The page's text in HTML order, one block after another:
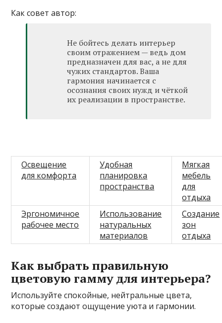
Как совет автор:
Не бойтесь делать интерьер
своим отражением — ведь дом
предназначен для вас, а не для
чужих стандартов. Ваша
гармония начинается с
осознания своих нужд и чёткой
их реализации в пространстве.
Освещение
для комфорта
Удобная
планировка
пространства
Мягкая
мебель
для
отдыха
Эргономичное
рабочее место
Использование
натуральных
материалов
Создание
зон
отдыха
Как выбрать правильную
цветовую гамму для интерьера?
Используйте спокойные, нейтральные цвета,
которые создают ощущение уюта и гармонии.